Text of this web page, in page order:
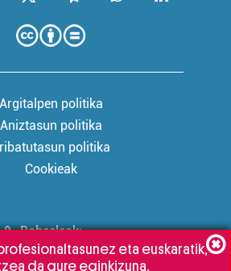
Argitalpen politika
Aniztasun politika
politika
Cookieak
Babesleak:
eta euskaratik,
da gure eginkizuna.